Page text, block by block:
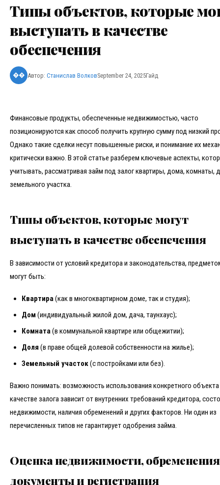
Типы объектов, которые
выступать в качестве
обеспечения
�� Автор: Станислав ВолковSeptember 24, 2025Гайд
Финансовые продукты, обеспеченные недвижимостью, часто
позиционируются как способ получить крупную сумму под низкий
Однако такие сделки несут повышенные риски, и понимание их
критически важно. В этой статье разберем ключевые аспекты,
учитывать, рассматривая займ под залог квартиры, дома, комнаты,
земельного участка.
Типы объектов, которые могут
выступать в качестве обеспечения
В зависимости от условий кредитора и законодательства,
могут быть:
Квартира(как в многоквартирном доме, так и студия);
Дом (индивидуальный жилой дом, дача, таунхаус);
Комната(в коммунальной квартире или общежитии);
Доля (в праве общей долевой собственности на жилье);
Земельный участок(с постройками или без).
Важно понимать: возможность использования конкретного объекта
качестве залога зависит от внутренних требований кредитора,
недвижимости, наличия обременений и других факторов. Ни один из
перечисленных типов не гарантирует одобрения займа.
Оценка недвижимости,
документы и регистрация